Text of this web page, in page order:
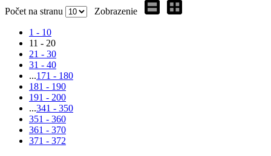
Počet na stranu
Zobrazenie
1 - 10
11 - 20
21 - 30
31 - 40
...171 - 180
181 - 190
191 - 200
...341 - 350
351 - 360
361 - 370
371 - 372